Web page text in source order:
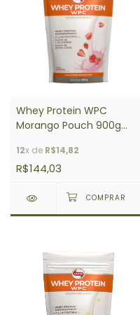
Whey Protein WPC
Morango Pouch 900g
12x de R$14,82
R$144,03